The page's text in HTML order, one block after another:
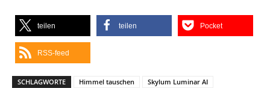
teilen teilen Pocket
RSS-feed
SCHLAGWORTE Himmel tauschen Skylum Luminar AI